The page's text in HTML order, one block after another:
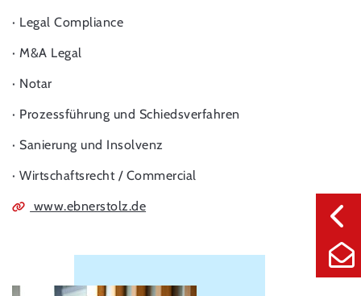
· Legal Compliance
· M&A Legal
· Notar
· Prozessführung und Schiedsverfahren
· Sanierung und Insolvenz
· Wirtschaftsrecht / Commercial
www.ebnerstolz.de